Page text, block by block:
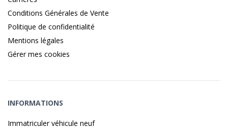
Conditions Générales de Vente
Politique de confidentialité
Mentions légales
Gérer mes cookies
INFORMATIONS
Immatriculer véhicule neuf